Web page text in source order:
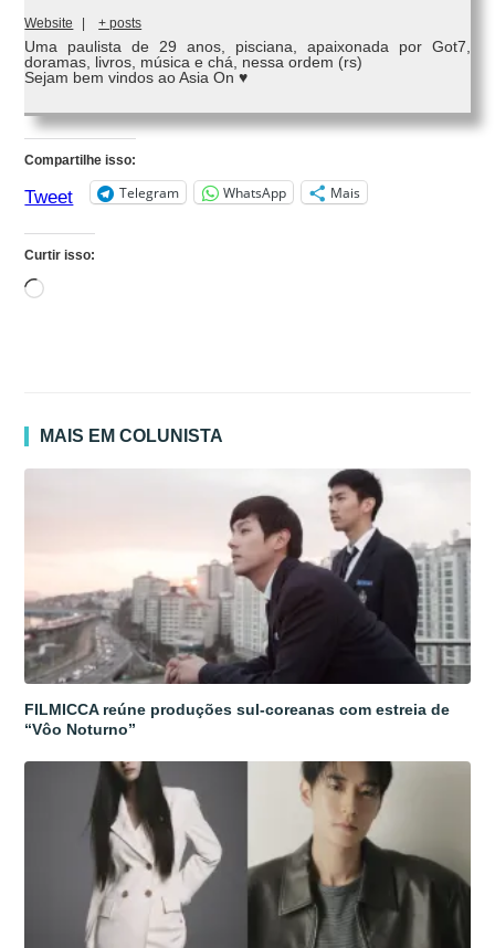
Website + posts
Uma paulista de 29 anos, pisciana, apaixonada por Got7,
doramas, livros, música e chá, nessa ordem (rs)
Sejam bem vindos ao Asia On ♥
Compartilhe isso:
Tweet Telegram WhatsApp Mais
Curtir isso:
Carregando...
MAIS EM COLUNISTA
FILMICCA reúne produções sul-coreanas com estreia de
“Vôo Noturno”